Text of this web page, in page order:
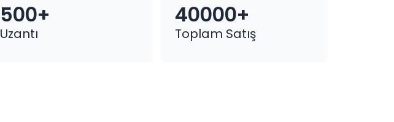
500+
Uzantı
40000+
Toplam Satış